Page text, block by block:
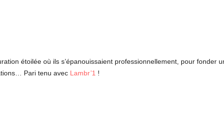
étoilée où ils s’épanouissaient professionnellement, pour fonder
Pari tenu avec Lambr’1 !